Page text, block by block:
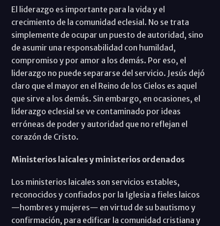
El liderazgo es importante para la vida y el
crecimiento de la comunidad eclesial. No se trata
simplemente de ocupar un puesto de autoridad, sino
de asumir una responsabilidad con humildad,
compromiso y por amor a los demás. Por eso, el
liderazgo no puede separarse del servicio. Jesús dejó
claro que el mayor en el Reino de los Cielos es aquel
que sirve a los demás. Sin embargo, en ocasiones, el
liderazgo eclesial se ve contaminado por ideas
erróneas de poder y autoridad que no reflejan el
corazón de Cristo.
Ministerios laicales y ministerios ordenados
Los ministerios laicales son servicios estables,
reconocidos y confiados por la Iglesia a fieles laicos
—hombres y mujeres— en virtud de su bautismo y
confirmación, para edificar la comunidad cristiana y